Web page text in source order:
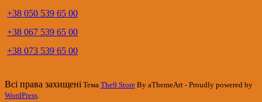
+38 050 539 65 00
+38 067 539 65 00
+38 073 539 65 00
Всі права захищені Тема The9 Store By aThemeArt - Proudly powered by
WordPress